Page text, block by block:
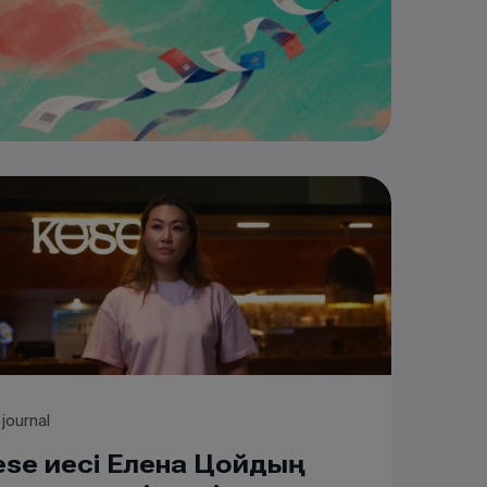
иесі Елена Цойдың